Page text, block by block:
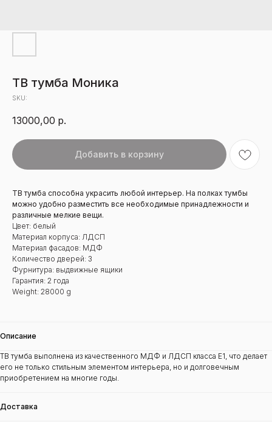
ТВ тумба Моника
SKU:
13000,00 р.
Добавить в корзину
ТВ тумба способна украсить любой интерьер. На полках тумбы
можно удобно разместить все необходимые принадлежности и
различные мелкие вещи.
Цвет: белый
Материал корпуса: ЛДСП
Материал фасадов: МДФ
Количество дверей: 3
Фурнитура: выдвижные ящики
Гарантия: 2 года
Weight: 28000 g
Описание
ТВ тумба выполнена из качественного МДФ и ЛДСП класса Е1, что делает
его не только стильным элементом интерьера, но и долговечным
приобретением на многие годы.
Доставка